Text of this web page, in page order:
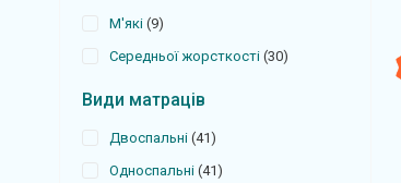
М'які 9
Середньої жорсткості 30
Види матраців
Двоспальні 41
Односпальні 41